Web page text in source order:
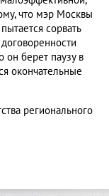
что мэр Москвы
сорвать
он берет паузу в
окончательные
регионального